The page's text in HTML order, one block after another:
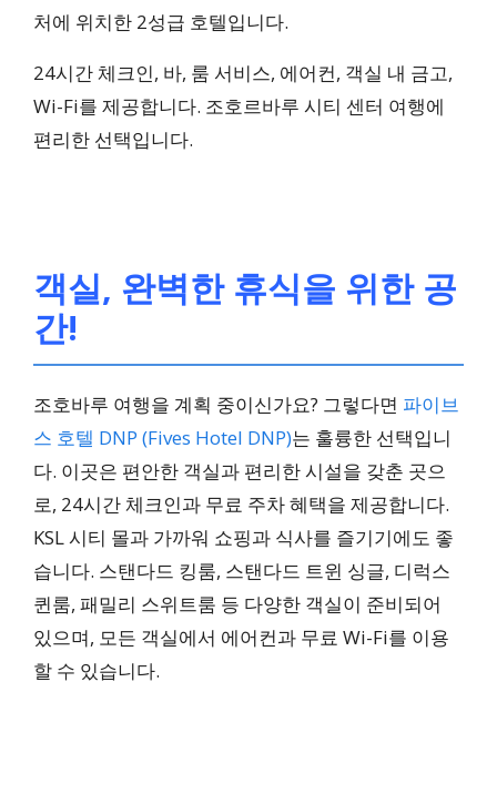
처에 위치한 2성급 호텔입니다.
24시간 체크인, 바, 룸 서비스, 에어컨, 객실 내 금고,
Wi-Fi를 제공합니다. 조호르바루 시티 센터 여행에
편리한 선택입니다.
객실, 완벽한 휴식을 위한 공
간!
조호바루 여행을 계획 중이신가요? 그렇다면 파이브
스 호텔 DNP (Fives Hotel DNP)는 훌륭한 선택입니
다. 이곳은 편안한 객실과 편리한 시설을 갖춘 곳으
로, 24시간 체크인과 무료 주차 혜택을 제공합니다.
KSL 시티 몰과 가까워 쇼핑과 식사를 즐기기에도 좋
습니다. 스탠다드 킹룸, 스탠다드 트윈 싱글, 디럭스
퀸룸, 패밀리 스위트룸 등 다양한 객실이 준비되어
있으며, 모든 객실에서 에어컨과 무료 Wi-Fi를 이용
할 수 있습니다.